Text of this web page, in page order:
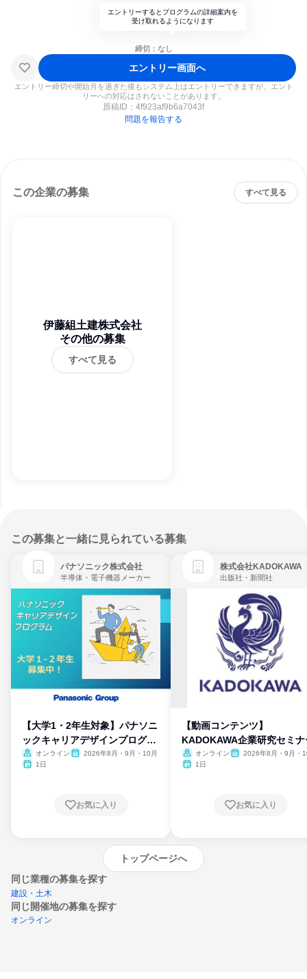
エントリーするとプログラムの詳細案内を
受け取れるようになります
締切：なし
エントリー画面へ
エントリー締切や開始月を過ぎた後もシステム上はエントリーできますが、エント
リーへの対応はされないことがあります。
原稿ID： 4f923af9b6a7043f
問題を報告する
この企業の募集 すべて見る
伊藤組土建株式会社
その他の募集
すべて見る
この募集と一緒に見られている募集
パナソニック株式会社
半導体・電子機器メーカー
【大学1・2年生対象】パナソニ
ックキャリアデザインプログラ
ム
オンライン
2026年8月・9月・10月
1日
お気に入り
株式会社KADOKAWA
出版社・新聞社
【動画コンテンツ】
KADOKAWA企業研究セミナ
オンライン
2026年8月・9月・
1日
お気に入り
トップページへ
同じ業種の募集を探す
建設・土木
同じ開催地の募集を探す
オンライン